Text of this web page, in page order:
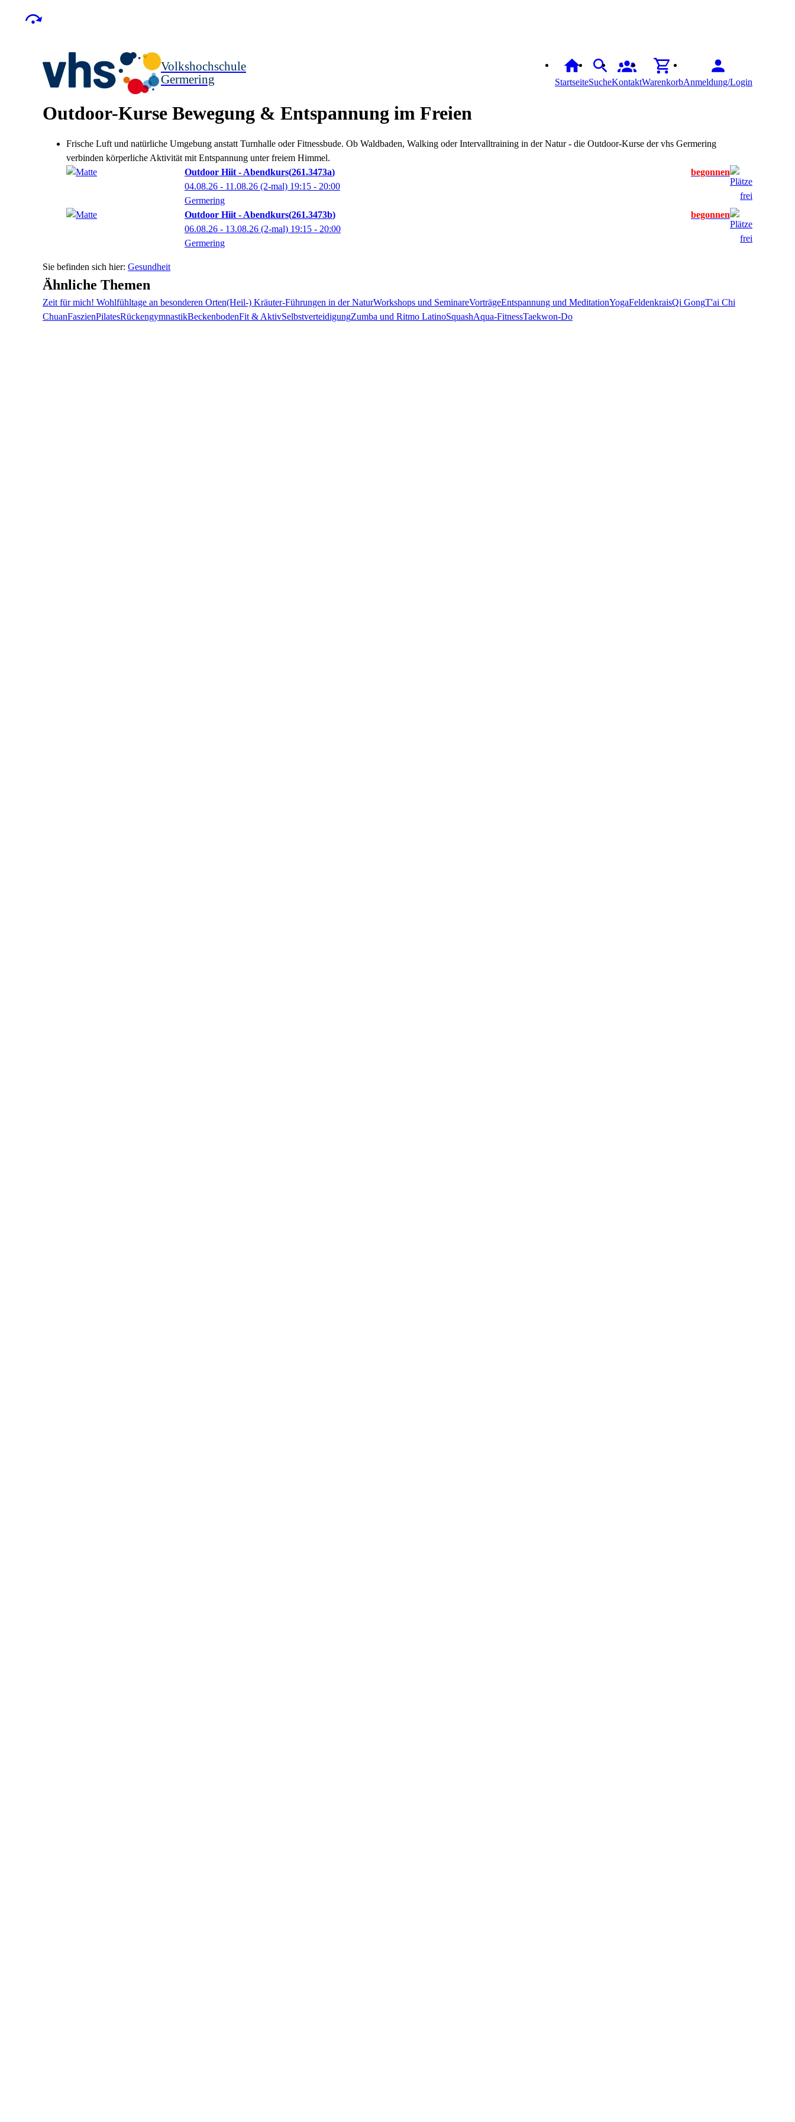
Volkshochschule
Germering
StartseiteSucheKontaktWarenkorbAnmeldung/Login
Outdoor-Kurse Bewegung & Entspannung im Freien
Frische Luft und natürliche Umgebung anstatt Turnhalle oder Fitnessbude. Ob Waldbaden, Walking oder Intervalltraining in der Natur - die Outdoor-Kurse der vhs Germering
verbinden körperliche Aktivität mit Entspannung unter freiem Himmel.
Outdoor Hiit - Abendkurs 261.3473a
04.08.26 - 11.08.26 (2-mal) 19:15 - 20:00
Germering
Outdoor Hiit - Abendkurs 261.3473b
06.08.26 - 13.08.26 (2-mal) 19:15 - 20:00
Germering
Gesundheit
Ähnliche Themen
Zeit für mich! Wohlfühltage an besonderen Orten(Heil-) Kräuter-Führungen in der NaturWorkshops und SeminareVorträgeEntspannung und MeditationYogaFeldenkraisQi GongT'ai Chi
ChuanFaszienPilatesRückengymnastikBeckenbodenFit & AktivSelbstverteidigungZumba und Ritmo LatinoSquashAqua-FitnessTaekwon-Do